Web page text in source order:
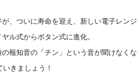
、ついに寿命を迎え、新しい電子レンジ
ル式からボタン式に進化。
報知音の「チン」という音が聞けなく
きましょう！